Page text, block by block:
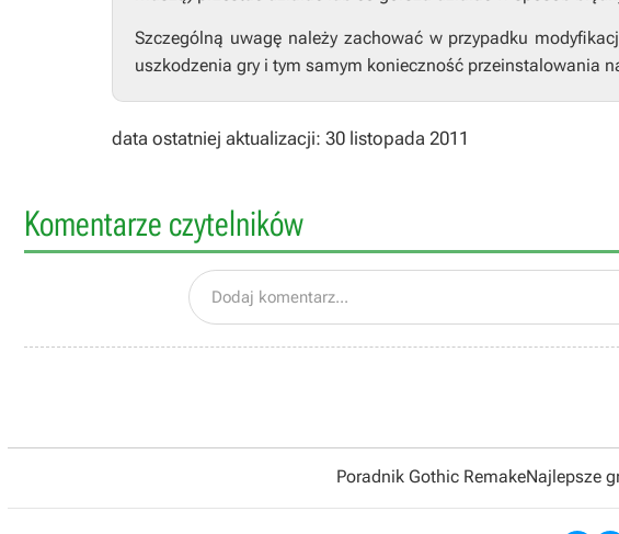
Szczególną uwagę należy zachować w przypadku
uszkodzenia gry i tym samym konieczność przeinstalowania
data ostatniej aktualizacji: 30 listopada 2011
Komentarze czytelników
Dodaj komentarz...
Poradnik Gothic RemakeNajlepsze